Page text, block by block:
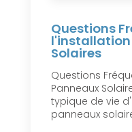
Questions
l'installation
Solaires
Questions
Panneaux
typique de vie
panneaux